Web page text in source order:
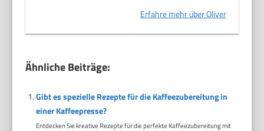
Erfahre mehr über Oliver
Ähnliche Beiträge:
Gibt es spezielle Rezepte für die Kaffeezubereitung in
einer Kaffeepresse?
Entdecken Sie kreative Rezepte für die perfekte Kaffeezubereitung mit